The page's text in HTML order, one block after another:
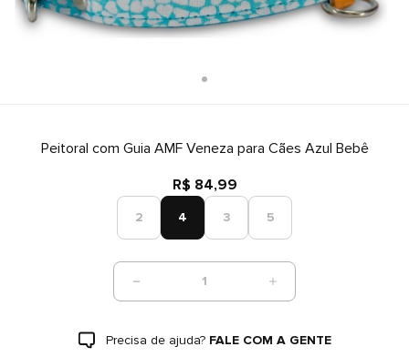
Peitoral com Guia AMF Veneza para Cães Azul Bebê
R$ 84,99
2 4 3 5
1
Precisa de ajuda? FALE COM A GENTE